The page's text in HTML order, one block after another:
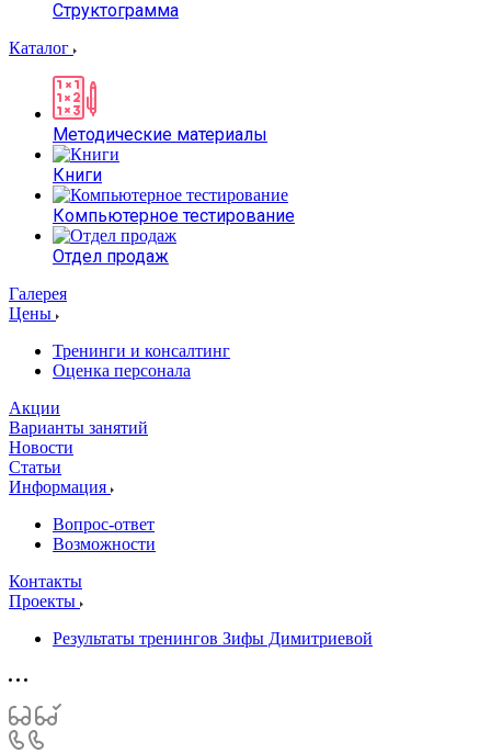
Структограмма
Каталог
Методические материалы
Книги
Компьютерное тестирование
Отдел продаж
Галерея
Цены
Тренинги и консалтинг
Оценка персонала
Акции
Варианты занятий
Новости
Статьи
Информация
Вопрос-ответ
Возможности
Контакты
Проекты
Результаты тренингов Зифы Димитриевой